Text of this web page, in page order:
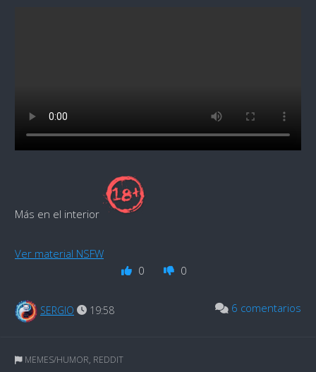
Más en el interior
Ver material NSFW
0
0
SERGIO 19:58 6 comentarios
MEMES/HUMOR, REDDIT